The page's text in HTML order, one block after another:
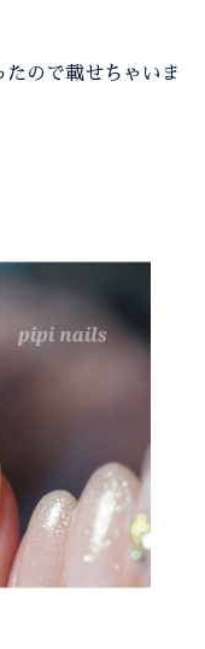
ので載せちゃいま